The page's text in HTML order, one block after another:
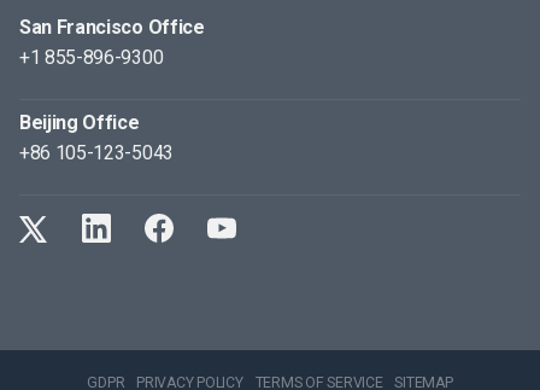
San Francisco Office
+1 855-896-9300
Beijing Office
+86 105-123-5043
GDPR PRIVACY POLICY TERMS OF SERVICE SITEMAP